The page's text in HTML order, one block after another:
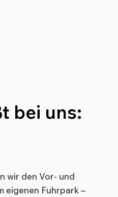
bei uns:
wir den Vor- und
eigenen Fuhrpark –